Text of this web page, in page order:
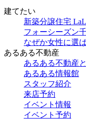
建てたい
新築分譲住宅
フォーシーズン
なぜか女性に選
あるある不動産
あるある不動産
あるある情報館
スタッフ紹介
来店予約
イベント情報
イベント予約